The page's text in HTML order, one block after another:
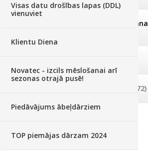
Visas datu drošības lapas (DDL)
vienuviet
Klientu Diena
Novatec - izcils mēslošanai arī
sezonas otrajā pusē!
Piedāvājums ābeļdārziem
TOP piemājas dārzam 2024
Dezinfekcija, tīrīšana, mazgāšana
(72)